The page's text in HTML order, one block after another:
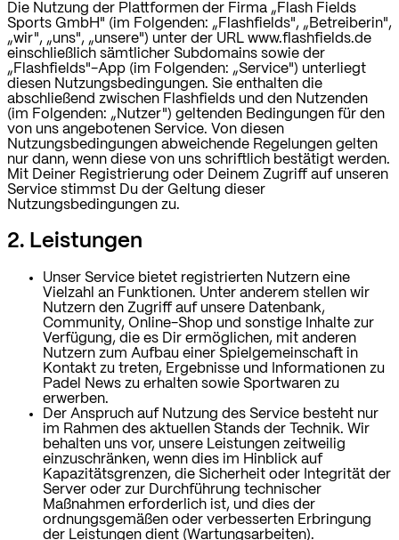
Die Nutzung der Plattformen der Firma „Flash Fields
Sports GmbH" (im Folgenden: „Flashfields", „Betreiberin",
„wir", „uns", „unsere") unter der URL www.flashfields.de
einschließlich sämtlicher Subdomains sowie der
„Flashfields"-App (im Folgenden: „Service") unterliegt
diesen Nutzungsbedingungen. Sie enthalten die
abschließend zwischen Flashfields und den Nutzenden
(im Folgenden: „Nutzer") geltenden Bedingungen für den
von uns angebotenen Service. Von diesen
Nutzungsbedingungen abweichende Regelungen gelten
nur dann, wenn diese von uns schriftlich bestätigt werden.
Mit Deiner Registrierung oder Deinem Zugriff auf unseren
Service stimmst Du der Geltung dieser
Nutzungsbedingungen zu.
2. Leistungen
Unser Service bietet registrierten Nutzern eine
Vielzahl an Funktionen. Unter anderem stellen wir
Nutzern den Zugriff auf unsere Datenbank,
Community, Online-Shop und sonstige Inhalte zur
Verfügung, die es Dir ermöglichen, mit anderen
Nutzern zum Aufbau einer Spielgemeinschaft in
Kontakt zu treten, Ergebnisse und Informationen zu
Padel News zu erhalten sowie Sportwaren zu
erwerben.
Der Anspruch auf Nutzung des Service besteht nur
im Rahmen des aktuellen Stands der Technik. Wir
behalten uns vor, unsere Leistungen zeitweilig
einzuschränken, wenn dies im Hinblick auf
Kapazitätsgrenzen, die Sicherheit oder Integrität der
Server oder zur Durchführung technischer
Maßnahmen erforderlich ist, und dies der
ordnungsgemäßen oder verbesserten Erbringung
der Leistungen dient (Wartungsarbeiten).